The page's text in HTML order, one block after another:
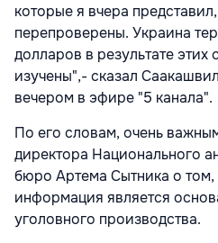
которые я вчера
перепроверены. Украина
долларов в результате
изучены",- сказал
вечером в эфире "5 канала".
По его словам, очень
директора Национального
бюро Артема Сытника о том,
информация является
уголовного производства.